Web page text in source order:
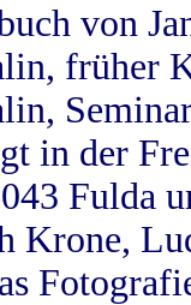
von
früher
in der
Fulda
Krone,